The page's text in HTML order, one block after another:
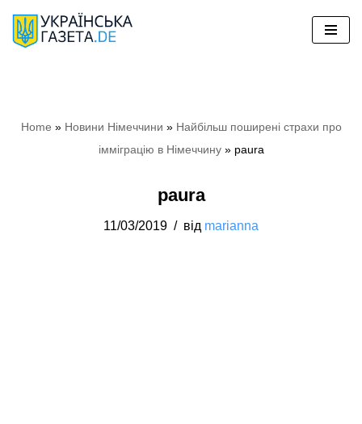
Перейти
Home » Новини Німеччини » Найбільш поширені страхи про
імміграцію в Німеччину» paura
paura
11/03/2019 від marianna